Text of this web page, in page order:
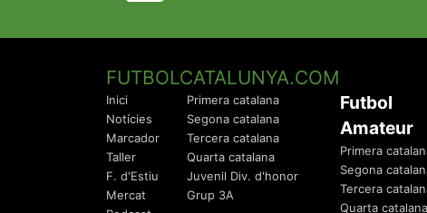
FUTBOLCATALUNYA.COM
Inici
Notícies
Marcador
Taller
F. d'Estiu
Mercat
Primera catalana
Segona catalana
Tercera catalana
Quarta catalana
Juvenil Div. d'honor
Grup 3A
Futbol
Amateur
Primera
Segona
Tercera
Quarta catalana